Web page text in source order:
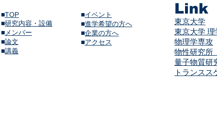
■TOP
■研究内容・設備
■メンバー
​■論文
​■講義​
■イベント
​■進学希望の方へ
■企業の方へ
​■アクセス
Link
東京大学
東京大学
物理学専攻
物性研究所
量子物質研
トランス